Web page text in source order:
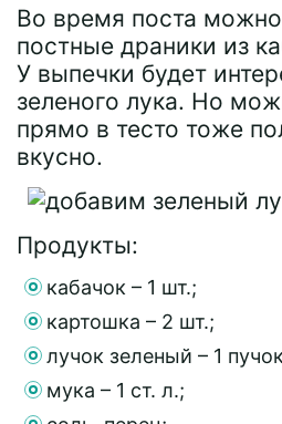
Во время поста можно
постные драники из
У выпечки будет
зеленого лука. Но
прямо в тесто тоже
вкусно.
Продукты:
кабачок – 1 шт.;
картошка – 2 шт.;
лучок зеленый – 1
мука – 1 ст. л.;